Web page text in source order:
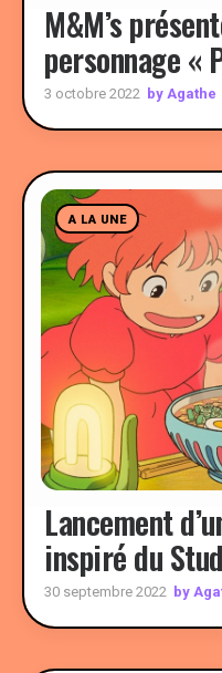
M&M’s
personnage «
3 octobre 2022 by Agathe
A LA UNE
Lancement
inspiré du
30 septembre 2022 by